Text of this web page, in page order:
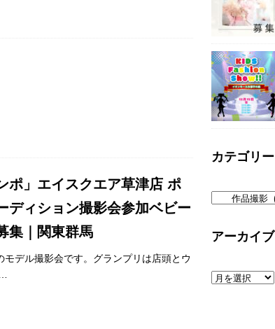
ポ」エイスクエア草津店 ポ
ディション撮影会参加ベビー
集｜関東群馬
モデル撮影会です。グランプリは店頭とウ
カテゴリー
アーカイブ